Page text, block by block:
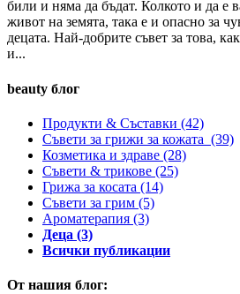
били и няма да бъдат. Колкото и да е
живот на земята, така е и опасно за
децата. Най-добрите съвет за това,
и...
beauty блог
Продукти & Съставки (42)
Съвети за грижи за кожата (39)
Козметика и здраве (28)
Съвети & трикове (25)
Грижа за косата (14)
Съвети за грим (5)
Ароматерапия (3)
Деца (3)
Всички публикации
От нашия блог: